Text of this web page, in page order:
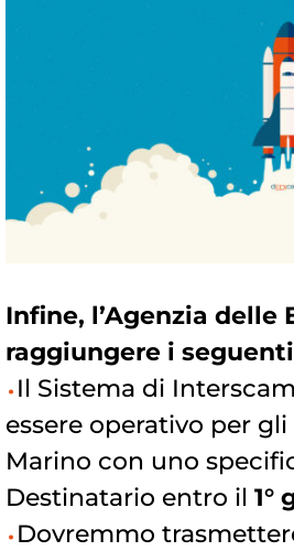
Infine, l’Agenzia
raggiungere i
Il Sistema di
essere operativo per
Marino con uno
Destinatario entro il 1°
Dovremmo